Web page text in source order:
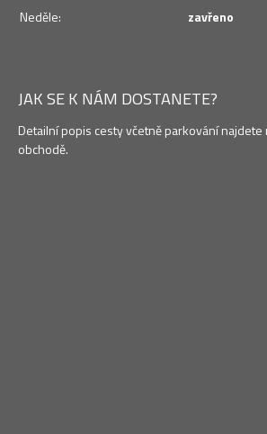
Neděle:
zavřeno
JAK SE K NÁM DOSTANETE?
Detailní popis cesty včetně parkování najdete
obchodě.